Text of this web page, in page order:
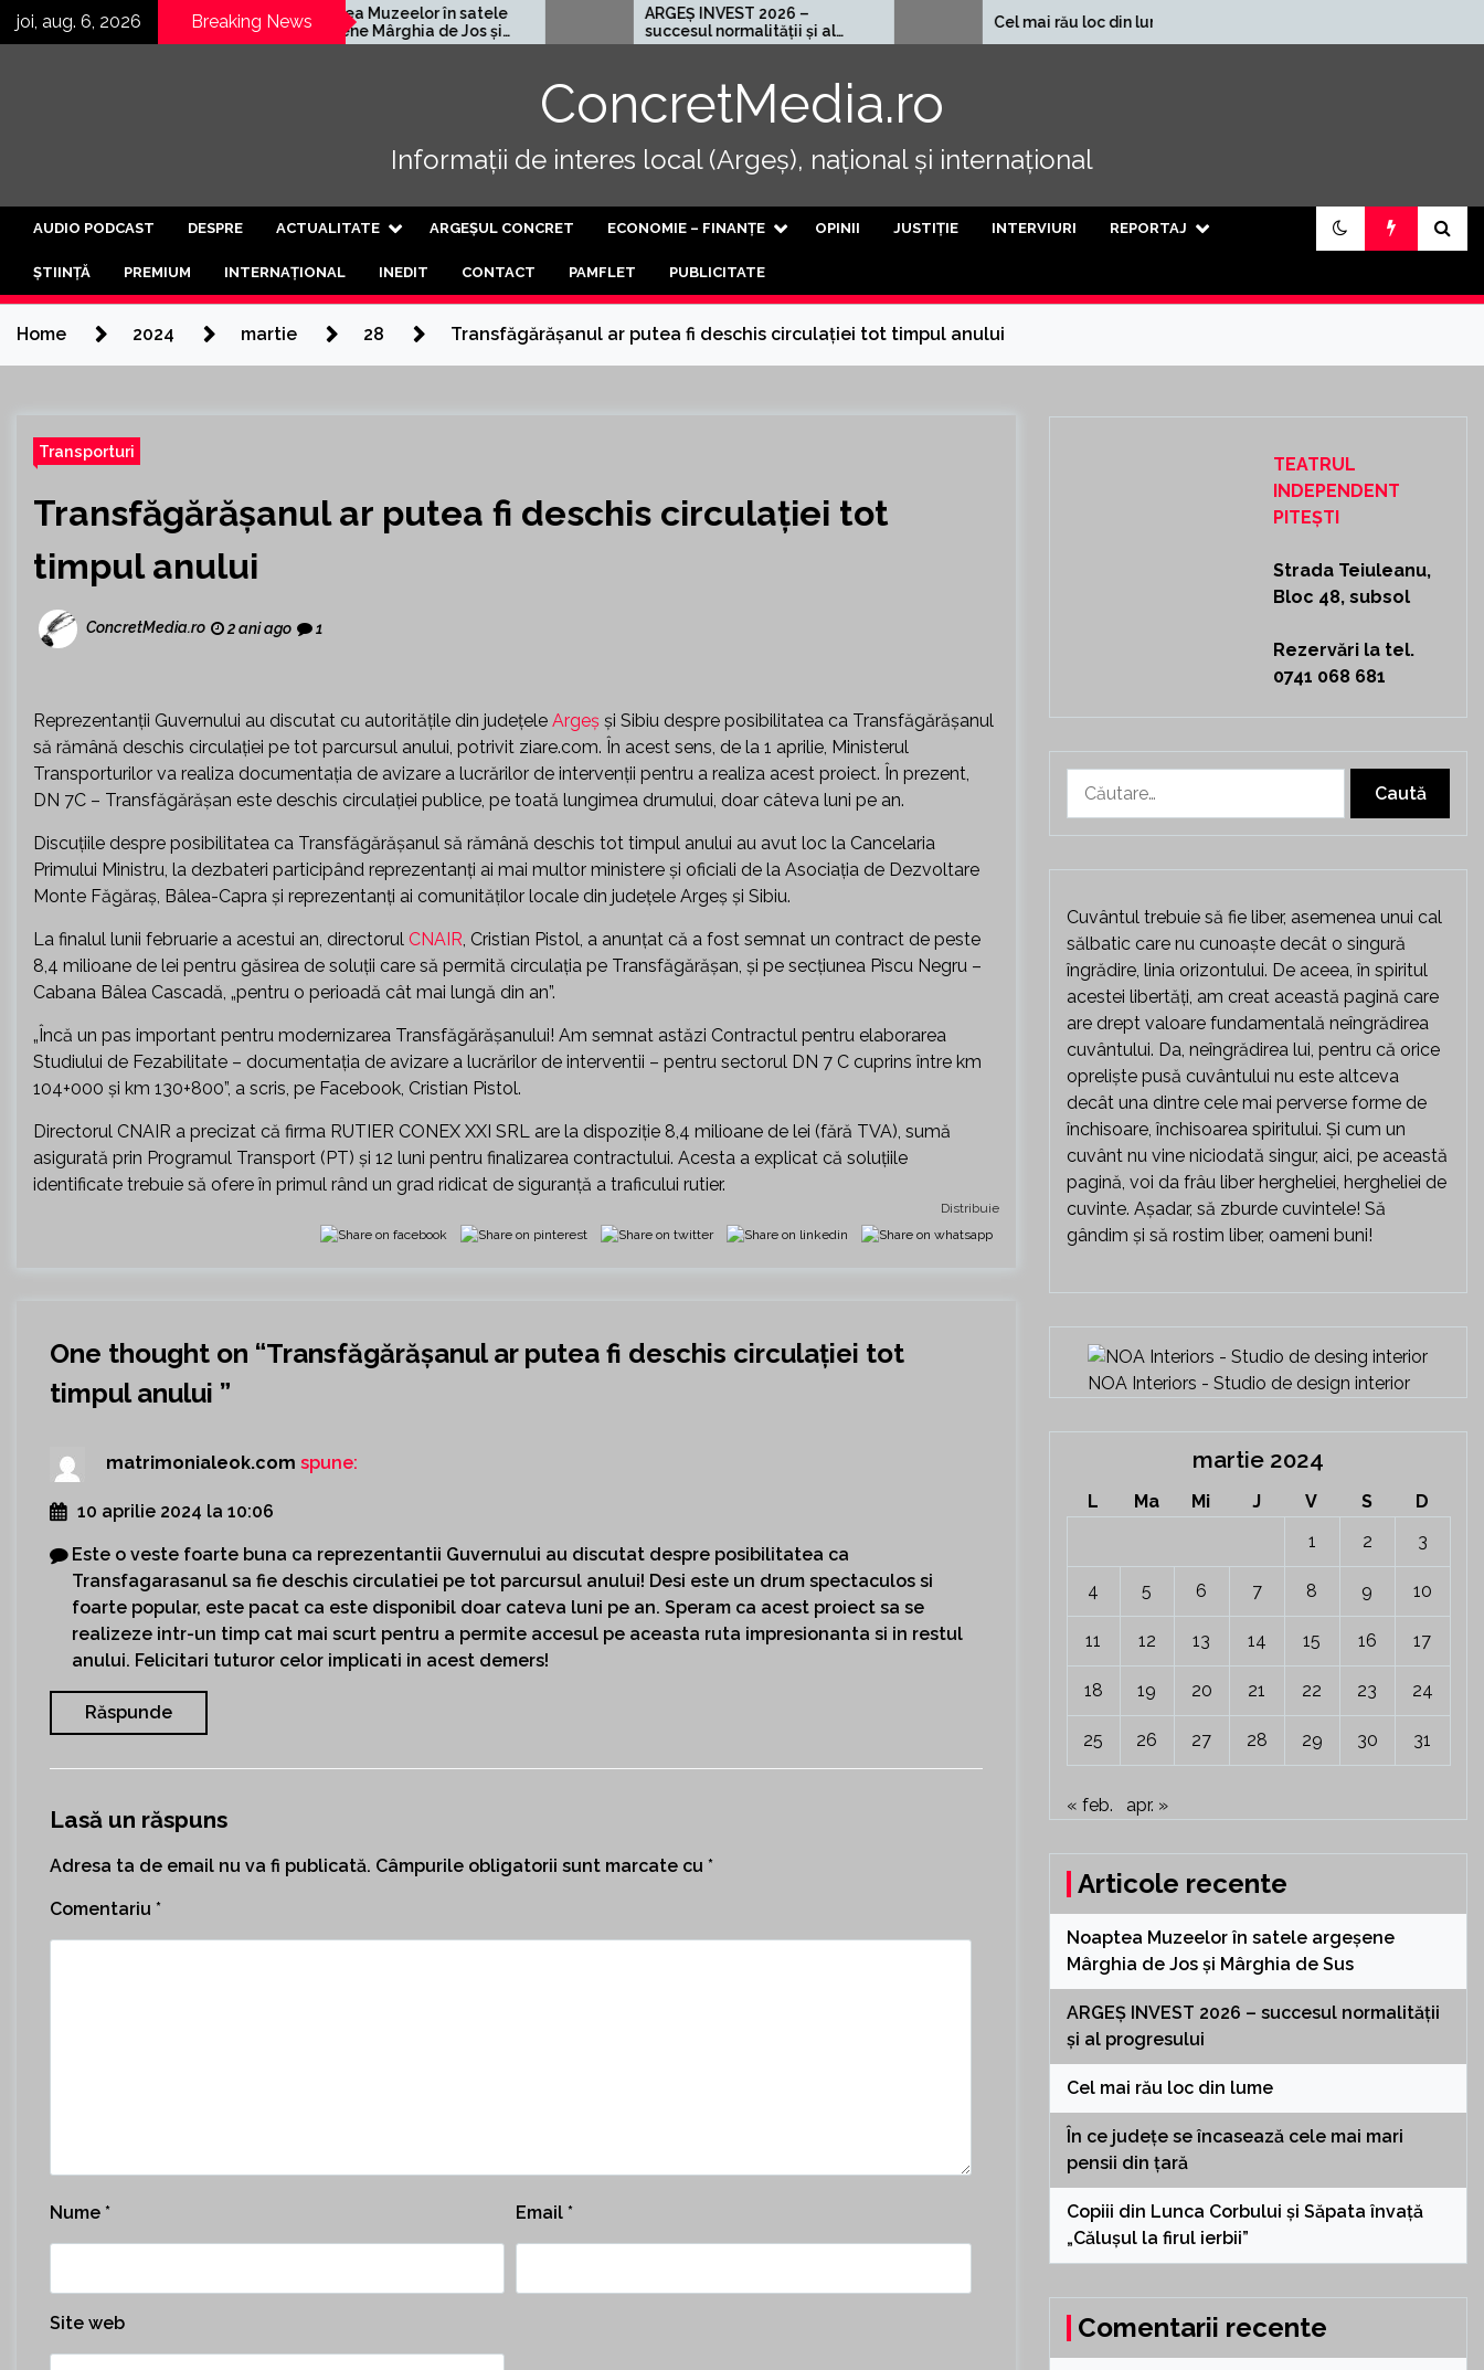
Skip
to
joi, aug. 6, 2026 Breaking News
Noaptea Muzeelor în satele
argeșene Mârghia de Jos și
Mârghia de Sus
ARGEȘ INVEST 2026 –
succesul normalității și al
progresului
Cel mai rău loc din lume
ConcretMedia.ro
Informații de interes local (Argeș), național și internațional
AUDIO PODCAST DESPRE ACTUALITATE ARGEȘUL CONCRET ECONOMIE – FINANȚE OPINII JUSTIȚIE INTERVIURI REPORTAJ
ȘTIINȚĂ PREMIUM INTERNAȚIONAL INEDIT CONTACT PAMFLET PUBLICITATE
Home 2024 martie 28 Transfăgărășanul ar putea fi deschis circulației tot timpul anului
Transporturi
Transfăgărășanul ar putea fi deschis circulației tot
timpul anului
ConcretMedia.ro 2 ani ago 1
Reprezentanţii Guvernului au discutat cu autorităţile din judeţele Argeş şi Sibiu despre posibilitatea ca Transfăgărăşanul
să rămână deschis circulaţiei pe tot parcursul anului, potrivit ziare.com. În acest sens, de la 1 aprilie, Ministerul
Transporturilor va realiza documentaţia de avizare a lucrărilor de intervenţii pentru a realiza acest proiect. În prezent,
DN 7C – Transfăgărăşan este deschis circulaţiei publice, pe toată lungimea drumului, doar câteva luni pe an.
Discuţiile despre posibilitatea ca Transfăgărăşanul să rămână deschis tot timpul anului au avut loc la Cancelaria
Primului Ministru, la dezbateri participând reprezentanţi ai mai multor ministere şi oficiali de la Asociaţia de Dezvoltare
Monte Făgăraş, Bâlea-Capra şi reprezentanţi ai comunităţilor locale din judeţele Argeş şi Sibiu.
La finalul lunii februarie a acestui an, directorul CNAIR, Cristian Pistol, a anunţat că a fost semnat un contract de peste
8,4 milioane de lei pentru găsirea de soluţii care să permită circulaţia pe Transfăgărăşan, şi pe secţiunea Piscu Negru –
Cabana Bâlea Cascadă, „pentru o perioadă cât mai lungă din an”.
„Încă un pas important pentru modernizarea Transfăgărăşanului! Am semnat astăzi Contractul pentru elaborarea
Studiului de Fezabilitate – documentaţia de avizare a lucrărilor de interventii – pentru sectorul DN 7 C cuprins între km
104+000 şi km 130+800”, a scris, pe Facebook, Cristian Pistol.
Directorul CNAIR a precizat că firma RUTIER CONEX XXI SRL are la dispoziţie 8,4 milioane de lei (fără TVA), sumă
asigurată prin Programul Transport (PT) şi 12 luni pentru finalizarea contractului. Acesta a explicat că soluţiile
identificate trebuie să ofere în primul rând un grad ridicat de siguranţă a traficului rutier.
Distribuie
One thought on “Transfăgărășanul ar putea fi deschis circulației tot
timpul anului ”
matrimonialeok.com spune:
10 aprilie 2024 la 10:06
Este o veste foarte buna ca reprezentantii Guvernului au discutat despre posibilitatea ca
Transfagarasanul sa fie deschis circulatiei pe tot parcursul anului! Desi este un drum spectaculos si
foarte popular, este pacat ca este disponibil doar cateva luni pe an. Speram ca acest proiect sa se
realizeze intr-un timp cat mai scurt pentru a permite accesul pe aceasta ruta impresionanta si in restul
anului. Felicitari tuturor celor implicati in acest demers!
Răspunde
Lasă un răspuns
Adresa ta de email nu va fi publicată. Câmpurile obligatorii sunt marcate cu *
Comentariu *
Nume * Email*
Site web
TEATRUL
INDEPENDENT
PITEȘTI
Strada Teiuleanu,
Bloc 48, subsol
Rezervări la tel.
0741 068 681
după:
Cuvântul trebuie să fie liber, asemenea unui cal
sălbatic care nu cunoaște decât o singură
îngrădire, linia orizontului. De aceea, în spiritul
acestei libertăți, am creat această pagină care
are drept valoare fundamentală neîngrădirea
cuvântului. Da, neîngrădirea lui, pentru că orice
opreliște pusă cuvântului nu este altceva
decât una dintre cele mai perverse forme de
închisoare, închisoarea spiritului. Și cum un
cuvânt nu vine niciodată singur, aici, pe această
pagină, voi da frâu liber hergheliei, hergheliei de
cuvinte. Așadar, să zburde cuvintele! Să
gândim și să rostim liber, oameni buni!
NOA Interiors - Studio de design interior
martie 2024
L Ma Mi J V S
D
1
2 3
4 5 6 7 8 9 10
11 12 13 14 15 16 17
18 19 20 21 22 23 24
25 26 27 28 29 30 31
« feb. apr. »
Articole recente
Noaptea Muzeelor în satele argeșene
Mârghia de Jos și Mârghia de Sus
ARGEȘ INVEST 2026 – succesul normalității
și al progresului
Cel mai rău loc din lume
În ce județe se încasează cele mai mari
pensii din țară
Copiii din Lunca Corbului și Săpata învață
„Călușul la firul ierbii”
Comentarii recente